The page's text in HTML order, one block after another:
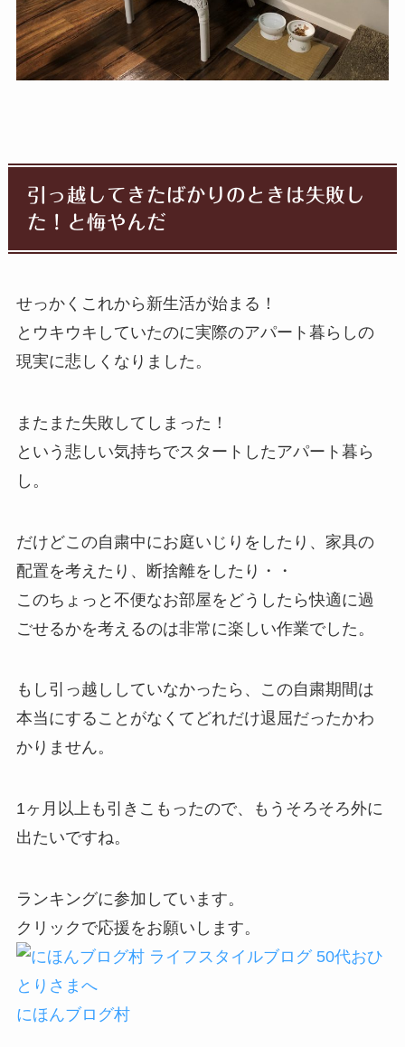
引っ越してきたばかりのときは失敗し
た！と悔やんだ
せっかくこれから新生活が始まる！
とウキウキしていたのに実際のアパート暮らしの
現実に悲しくなりました。
またまた失敗してしまった！
という悲しい気持ちでスタートしたアパート暮ら
し。
だけどこの自粛中にお庭いじりをしたり、家具の
配置を考えたり、断捨離をしたり・・
このちょっと不便なお部屋をどうしたら快適に過
ごせるかを考えるのは非常に楽しい作業でした。
もし引っ越ししていなかったら、この自粛期間は
本当にすることがなくてどれだけ退屈だったかわ
かりません。
1ヶ月以上も引きこもったので、もうそろそろ外に
出たいですね。
ランキングに参加しています。
クリックで応援をお願いします。
にほんブログ村